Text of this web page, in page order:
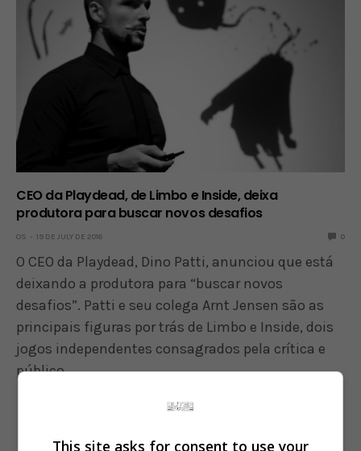
CEO da Playdead, de Limbo e Inside, deixa
produtora para buscar novos desafios
OS 19 DE JULY DE 2016 0
O CEO da Playdead, Dino Patti, anunciou que está
deixando a produtora para “buscar novos
desafios”. Patti e seu colega Arnt Jensen são as
principais figuras por trás de Limbo e Inside, dois
jogos independentes consagrados pela crítica e
público.…
This site asks for consent to use your